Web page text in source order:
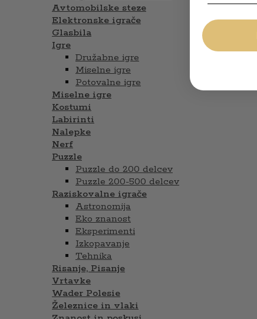
Avtomobilske steze
Elektronske igrače
Glasbila
Igre
Družabne igre
Miselne igre
Potovalne igre
Miselne igre
Kostumi
Labirinti
Nalepke
Nerf
Puzzle
Puzzle do 200 delcev
Puzzle 200-500 delcev
Raziskovalne igrače
Astronomija
Eko znanost
Eksperimenti
Izkopavanje
Tehnika
Risanje, Pisanje
Vrtavke
Wader Polesie
Železnice in vlaki